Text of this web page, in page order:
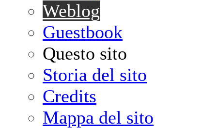
Weblog
Guestbook
Questo sito
Storia del sito
Credits
Mappa del sito